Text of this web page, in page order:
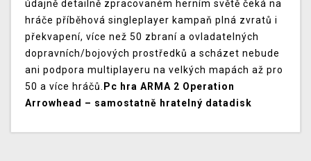
údajně detailně zpracovaném herním světě čeká na
hráče příběhová singleplayer kampaň plná zvratů i
překvapení, více než 50 zbraní a ovladatelných
dopravních/bojových prostředků a scházet nebude
ani podpora multiplayeru na velkých mapách až pro
50 a více hráčů. Pc hra ARMA 2 Operation
Arrowhead – samostatně hratelný datadisk